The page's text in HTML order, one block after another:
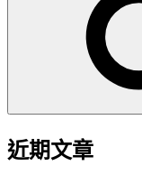
近期文章